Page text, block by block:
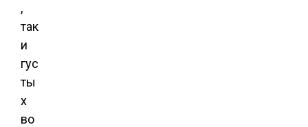
,
так
и
гус
ты
х
во